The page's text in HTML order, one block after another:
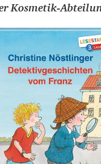
Kosmetik-